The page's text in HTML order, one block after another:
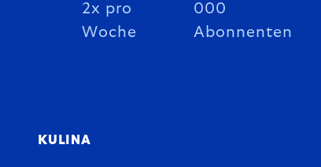
2x pro
Woche
000
Abonnenten
KULINA